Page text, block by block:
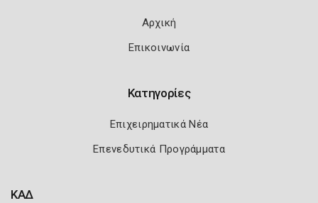
Αρχική
Επικοινωνία
Κατηγορίες
Επιχειρηματικά Νέα
Επενεδυτικά Προγράμματα
ΚΑΔ